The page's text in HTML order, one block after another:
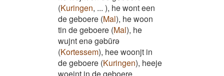
(Kuringen, ... ), he wont een
de geboere (Mal), he woon
tin de geboere (Mal), he
wujnt enə gəbūrə
(Kortessem), hee woonjt in
de geboere (Kuringen), heeje